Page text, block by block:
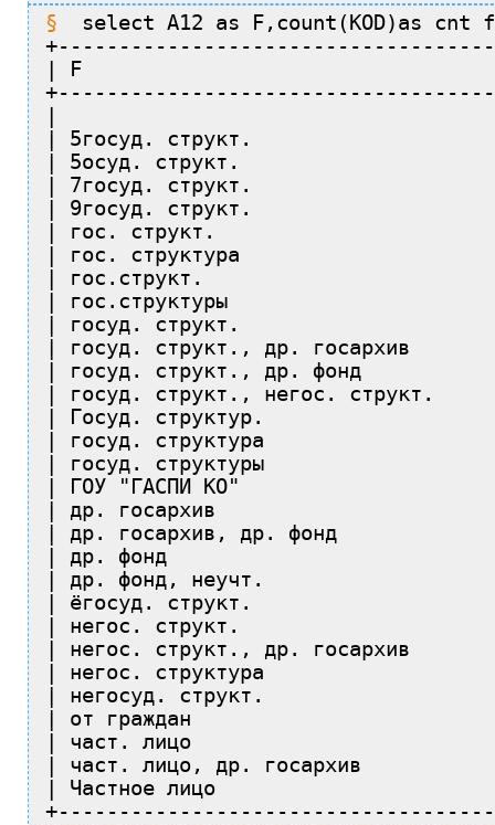
select A12 as F,count(KOD)as cnt
| F
| 5госуд. структ.
| 5осуд. структ.
| 7госуд. структ.
| 9госуд. структ.
| гос. структ.
| гос. структура
| гос.структ.
| гос.структуры
| госуд. структ.
| госуд. структ., др. госархив
| госуд. структ., др. фонд
| госуд. структ., негос. структ.
| Госуд. структур.
| госуд. структура
| госуд. структуры
| ГОУ "ГАСПИ КО"
| др. госархив
| др. госархив, др. фонд
| др. фонд
| др. фонд, неучт.
| ёгосуд. структ.
| негос. структ.
| негос. структ., др. госархив
| негос. структура
| негосуд. структ.
| от граждан
| част. лицо
| част. лицо, др. госархив
| Частное лицо